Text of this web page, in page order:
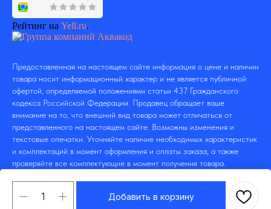
Добавить в корзину
Рейтинг на Yell.ru.
Предоставленная на настоящем сайте информация о цене и наличии
товара носит информационный характер и не является публичной
офертой, определяемой положениями статьи 437 Гражданского
кодекса Российской Федерации. Продавец обращает ваше
внимание на то, что внешний вид товара может отличаться от
представленного на настоящем сайте. Возможны изменения и
текстовые опечатки. Уточняйте наличие необходимых характеристик
и комплектаций в момент оформления и оплаты заказа, а также
проверяйте все комплектующие в момент получения товара.